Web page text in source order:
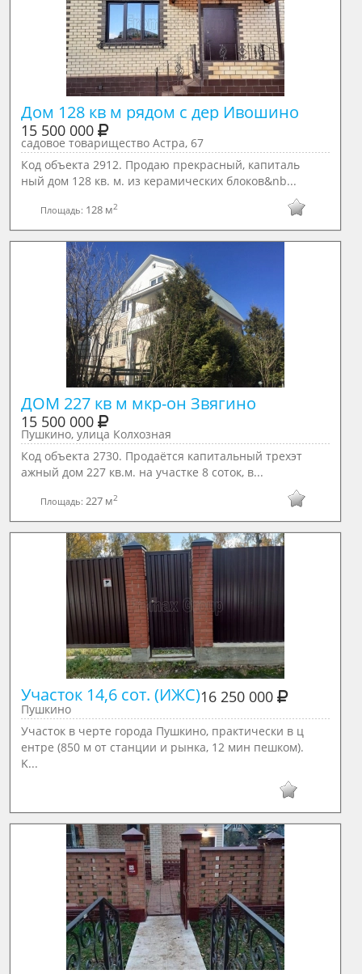
Дом 128 кв м рядом с дер Ивошино
15 500 000
садовое товарищество Астра, 67
Код объекта 2912. Продаю прекрасный, капиталь
ный дом 128 кв. м. из керамических блоков&nb...
Площадь: 128 м2
ДОМ 227 кв м мкр-он Звягино
15 500 000
Пушкино, улица Колхозная
Код объекта 2730. Продаётся капитальный трехэт
ажный дом 227 кв.м. на участке 8 соток, в...
Площадь: 227 м2
Участок 14,6 сот. (ИЖС)16 250 000
Пушкино
Учacтoк в чеpте гoрода Пушкино, прaктичеcки в ц
ентpe (850 м от стaнции и рынка, 12 мин пешкoм).
K...